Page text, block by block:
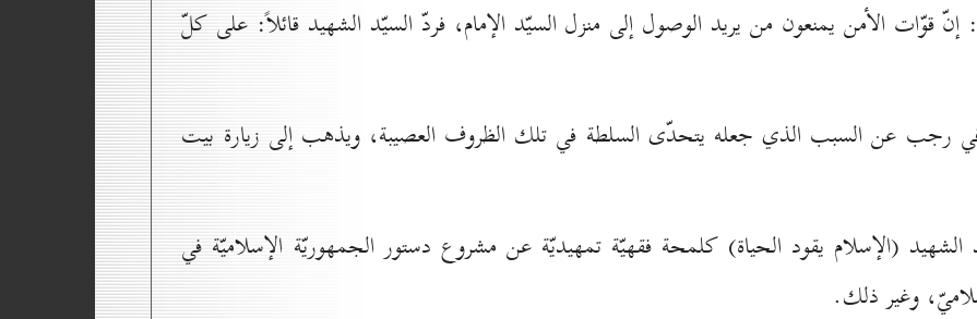
إنّ قوّات الأمن يمنعون من يريد الوصول إلى منزل السيّد الإمام، فردّ السيّد الشهيد قائلاً: على كلّ
رجب عن السبب الذي جعله يتحدّى السلطة في تلك الظروف العصيبة، ويذهب إلى زيارة بيت
الشهيد (الإسلام يقود الحياة) كلمحة فقهيّة تمهيديّة عن مشروع دستور الجمهوريّة الإسلاميّة في
وغير ذلك.